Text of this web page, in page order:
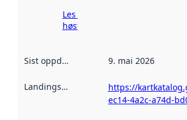
Les mer om
høsting her
Sist oppdatert 9. mai 2026
Landingsside
https://
ec14-4a2c-a74d-